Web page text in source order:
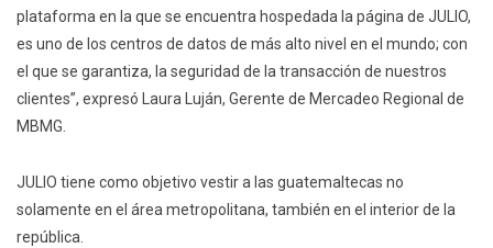
plataforma en la que se encuentra hospedada la página de JULIO,
es uno de los centros de datos de más alto nivel en el mundo; con
el que se garantiza, la seguridad de la transacción de nuestros
clientes”, expresó Laura Luján, Gerente de Mercadeo Regional de
MBMG.
JULIO tiene como objetivo vestir a las guatemaltecas no
solamente en el área metropolitana, también en el interior de la
república.